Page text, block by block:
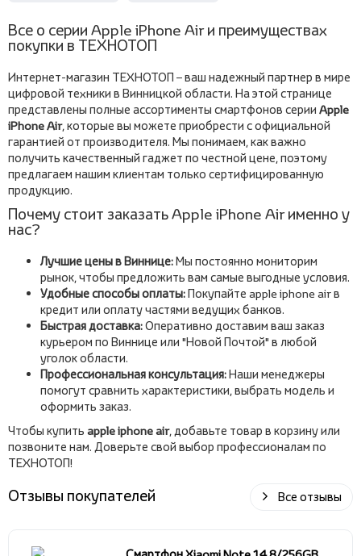
Все о серии Apple iPhone Air и преимуществах
покупки в ТЕХНОТОП
Интернет-магазин ТЕХНОТОП – ваш надежный партнер в мире
цифровой техники в Винницкой области. На этой странице
представлены полные ассортименты смартфонов серии Apple
iPhone Air, которые вы можете приобрести с официальной
гарантией от производителя. Мы понимаем, как важно
получить качественный гаджет по честной цене, поэтому
предлагаем нашим клиентам только сертифицированную
продукцию.
Почему стоит заказать Apple iPhone Air именно у
нас?
Лучшие цены в Виннице:Мы постоянно мониторим
рынок, чтобы предложить вам самые выгодные условия.
Удобные способы оплаты:Покупайте apple iphone air в
кредит или оплату частями ведущих банков.
Быстрая доставка:Оперативно доставим ваш заказ
курьером по Виннице или "Новой Почтой" в любой
уголок области.
Профессиональная консультация:Наши менеджеры
помогут сравнить характеристики, выбрать модель и
оформить заказ.
Чтобы купить apple iphone air, добавьте товар в корзину или
позвоните нам. Доверьте свой выбор профессионалам по
ТЕХНОТОП!
Отзывы покупателей Все отзывы